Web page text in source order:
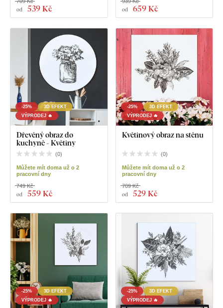
od 539 Kč
709 Kč
od 659 Kč
939 Kč
-25%
3D EFEKT
VÝPRODEJ 🔥
Dřevěný obraz do
kuchyně - Květiny
(0)
Můžete mít doma už o 2
pracovní dny
od 559 Kč
749 Kč
-25%
3D EFEKT
VÝPRODEJ 🔥
Květinový obraz na stěnu
(0)
Můžete mít doma už o 2
pracovní dny
od 529 Kč
709 Kč
-25%
3D EFEKT
VÝPRODEJ 🔥
-25%
3D EFEKT
VÝPRODEJ 🔥